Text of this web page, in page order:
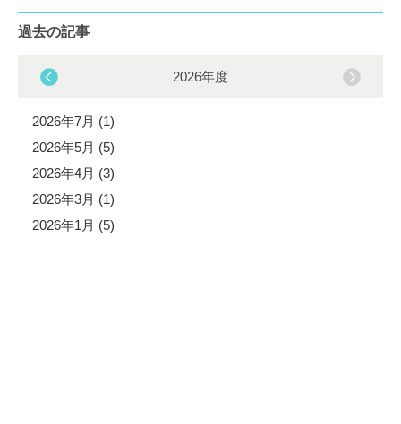
過去の記事
2026年度
2026年7月 (1)
2026年5月 (5)
2026年4月 (3)
2026年3月 (1)
2026年1月 (5)